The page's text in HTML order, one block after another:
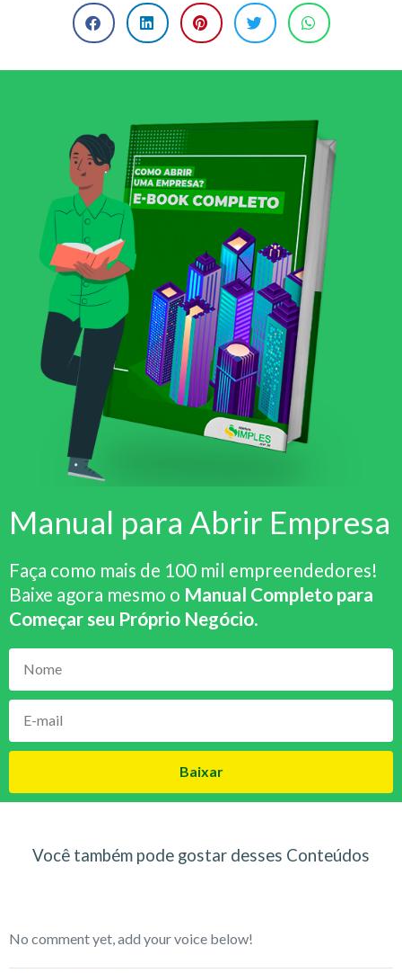
Manual para Abrir Empresa
Faça como mais de 100 mil empreendedores!
Baixe agora mesmo o Manual Completo para
Começar seu Próprio Negócio.
Baixar
Você também pode gostar desses Conteúdos
No comment yet, add your voice below!